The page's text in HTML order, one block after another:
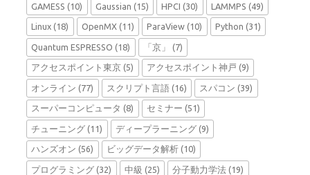
GAMESS (10) Gaussian (15) HPCI (30) LAMMPS (49)
Linux (18) OpenMX(11) ParaView (10) Python (31)
Quantum ESPRESSO (18) 「京」 (7)
アクセスポイント東京 (5) アクセスポイント神戸 (9)
オンライン (77) スクリプト言語(16) スパコン (39)
スーパーコンピュータ (8) セミナー (51)
チューニング (11) ディープラーニング(9)
ハンズオン (56) ビッグデータ解析(10)
プログラミング (32) 中級 (25) 分子動力学法 (19)